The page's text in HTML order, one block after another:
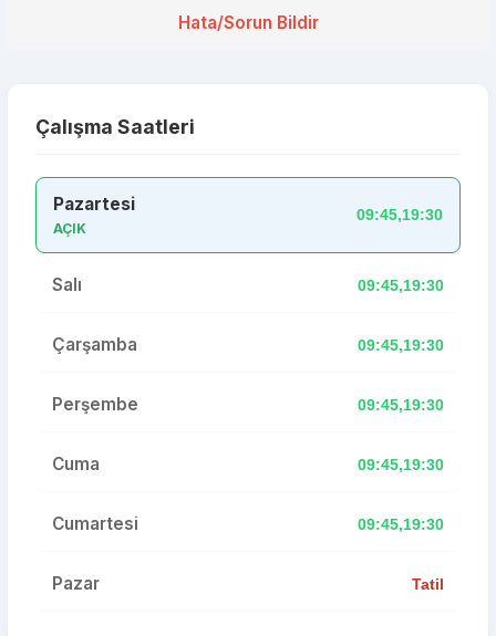
Hata/Sorun Bildir
Çalışma Saatleri
Pazartesi
AÇIK
09:45,19:30
Salı 09:45,19:30
Çarşamba 09:45,19:30
Perşembe 09:45,19:30
Cuma 09:45,19:30
Cumartesi 09:45,19:30
Pazar Tatil